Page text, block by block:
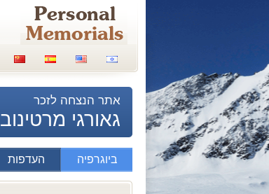
אתר הנצחה לזכר
גאורגי מרטינוב
ביוגרפיה העדפות